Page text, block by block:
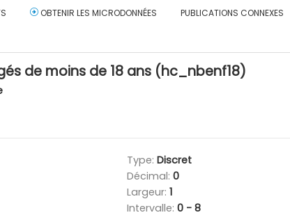
OBTENIR LES MICRODONNÉES PUBLICATIONS CONNEXES
de moins de 18 ans (hc_nbenf18)
Type: Discret
Décimal: 0
Largeur: 1
Intervalle: 0 - 8